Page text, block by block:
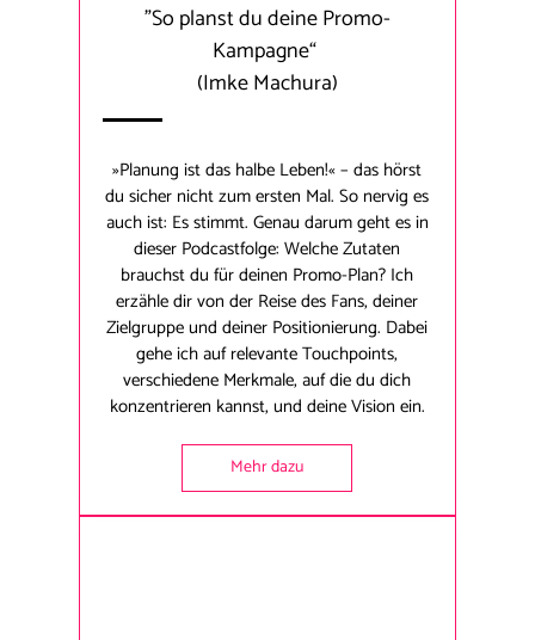
"So planst du deine Promo-
Kampagne“
(Imke Machura)
»Planung ist das halbe Leben!« – das hörst
du sicher nicht zum ersten Mal. So nervig es
auch ist: Es stimmt. Genau darum geht es in
dieser Podcastfolge: Welche Zutaten
brauchst du für deinen Promo-Plan? Ich
erzähle dir von der Reise des Fans, deiner
Zielgruppe und deiner Positionierung. Dabei
gehe ich auf relevante Touchpoints,
verschiedene Merkmale, auf die du dich
konzentrieren kannst, und deine Vision ein.
Mehr dazu